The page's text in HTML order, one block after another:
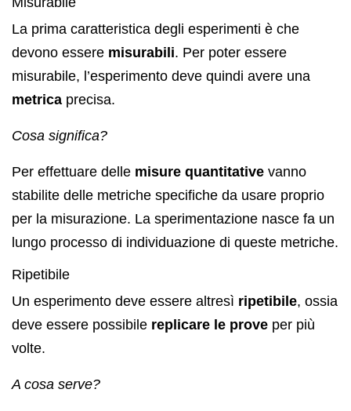
La prima caratteristica degli esperimenti è che
devono essere misurabili. Per poter essere
misurabile, l’esperimento deve quindi avere una
metrica precisa.
Cosa significa?
Per effettuare delle misure quantitative vanno
stabilite delle metriche specifiche da usare proprio
per la misurazione. La sperimentazione nasce fa un
lungo processo di individuazione di queste metriche.
Ripetibile
Un esperimento deve essere altresì ripetibile, ossia
deve essere possibile replicare le prove per più
volte.
A cosa serve?